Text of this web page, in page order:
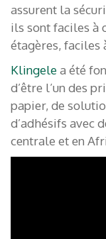
assurent la
ils sont faciles à
étagères, faciles
Klingelea été
d’être l’un des
papier, de
d’adhésifs avec
centrale et en